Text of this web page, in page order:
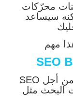
محرّكات
سيساعد
SEO
من أجل
البحث مثل